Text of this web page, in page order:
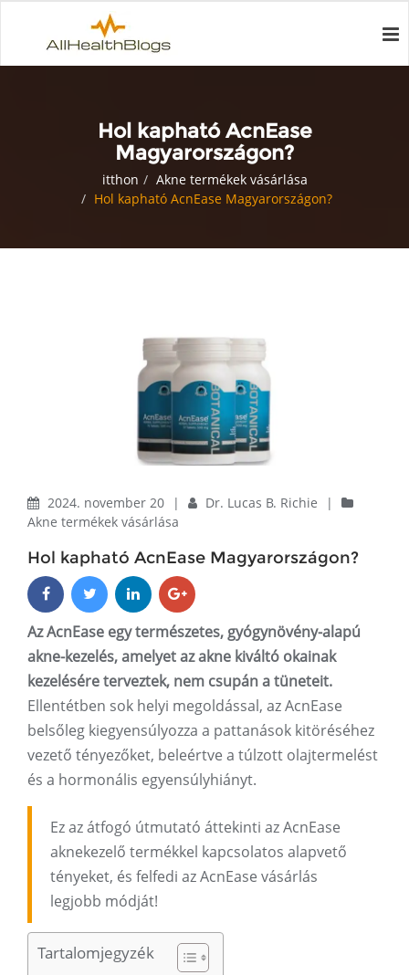
Hol kapható AcnEase
Magyarországon?
itthon
Akne termékek vásárlása
Hol kapható AcnEase Magyarországon?
2024. november 20 | Dr. Lucas B. Richie
|
Akne termékek vásárlása
Hol kapható AcnEase Magyarországon?
Az AcnEase egy természetes, gyógynövény-alapú
akne-kezelés, amelyet az akne kiváltó okainak
kezelésére terveztek, nem csupán a tüneteit.
Ellentétben sok helyi megoldással, az AcnEase
belsőleg kiegyensúlyozza a pattanások kitöréséhez
vezető tényezőket, beleértve a túlzott olajtermelést
és a hormonális egyensúlyhiányt.
Ez az átfogó útmutató áttekinti az AcnEase
aknekezelő termékkel kapcsolatos alapvető
tényeket, és felfedi az AcnEase vásárlás
legjobb módját!
Tartalomjegyzék